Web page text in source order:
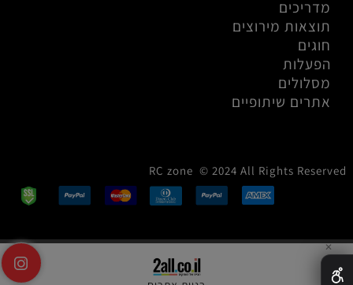
מדריכים
תוצאות מירוצים
חוגים
הפעלות
מסלולים
אתרים שיתופיים
RC zone © 2024 All Rights Reserved
✕